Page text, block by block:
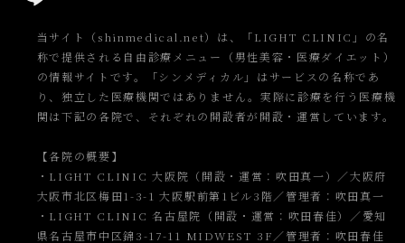
当サイト（shinmedical.net）は、「LIGHT CLINIC」の名
称で提供される自由診療メニュー（男性美容・医療ダイエット）
の情報サイトです。「シンメディカル」はサービスの名称であ
り、独立した医療機関ではありません。実際に診療を行う医療機
関は下記の各院で、それぞれの開設者が開設・運営しています。
【各院の概要】
・LIGHT CLINIC 大阪院（開設・運営：吹田真一）／大阪府
大阪市北区梅田1-3-1 大阪駅前第1ビル3階／管理者：吹田真一
・LIGHT CLINIC 名古屋院（開設・運営：吹田春佳）／愛知
県名古屋市中区錦3-17-11 MIDWEST 3F／管理者：吹田春佳